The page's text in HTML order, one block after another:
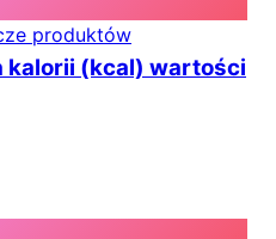
produktów
kalorii (kcal) wartości